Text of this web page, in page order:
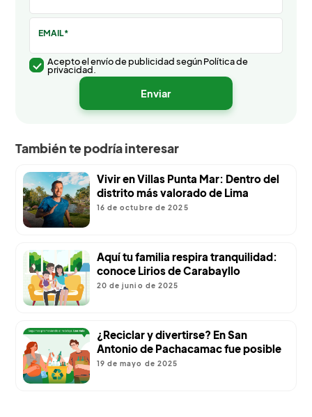
EMAIL*
Acepto el envío de publicidad según Política de
privacidad.
También te podría interesar
Vivir en Villas Punta Mar: Dentro del
distrito más valorado de Lima
16 de octubre de 2025
Aquí tu familia respira tranquilidad:
conoce Lirios de Carabayllo
20 de junio de 2025
¿Reciclar y divertirse? En San
Antonio de Pachacamac fue posible
19 de mayo de 2025